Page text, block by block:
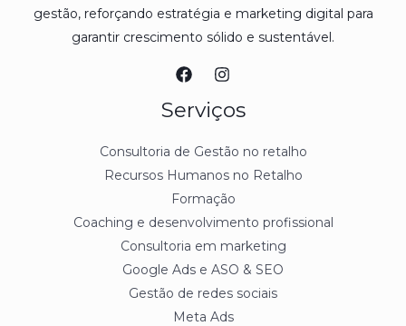
gestão, reforçando estratégia e marketing digital para
garantir crescimento sólido e sustentável.
Serviços
Consultoria de Gestão no retalho
Recursos Humanos no Retalho
Formação
Coaching e desenvolvimento profissional
Consultoria em marketing
Google Ads e ASO & SEO
Gestão de redes sociais
Meta Ads